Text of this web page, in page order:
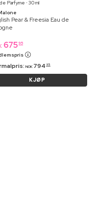
Parfyme ⋅ 30 ml
Pear & Freesia Eau de
675 95
NOK 794 95
KJØP